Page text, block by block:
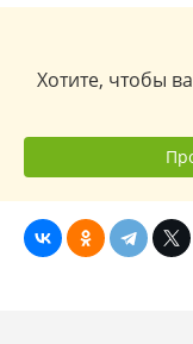
Хотите, чтобы